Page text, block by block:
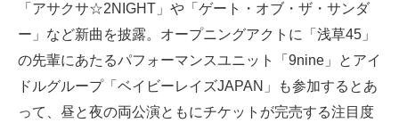
「アサクサ☆2NIGHT」や「ゲート・オブ・ザ・サンダ
ー」など新曲を披露。オープニングアクトに「浅草45」
の先輩にあたるパフォーマンスユニット「9nine」とアイ
ドルグループ「ベイビーレイズJAPAN」も参加するとあ
って、昼と夜の両公演ともにチケットが完売する注目度